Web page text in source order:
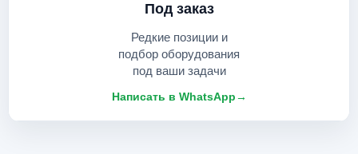
Под заказ
Редкие позиции и
подбор оборудования
под ваши задачи
Написать в WhatsApp→